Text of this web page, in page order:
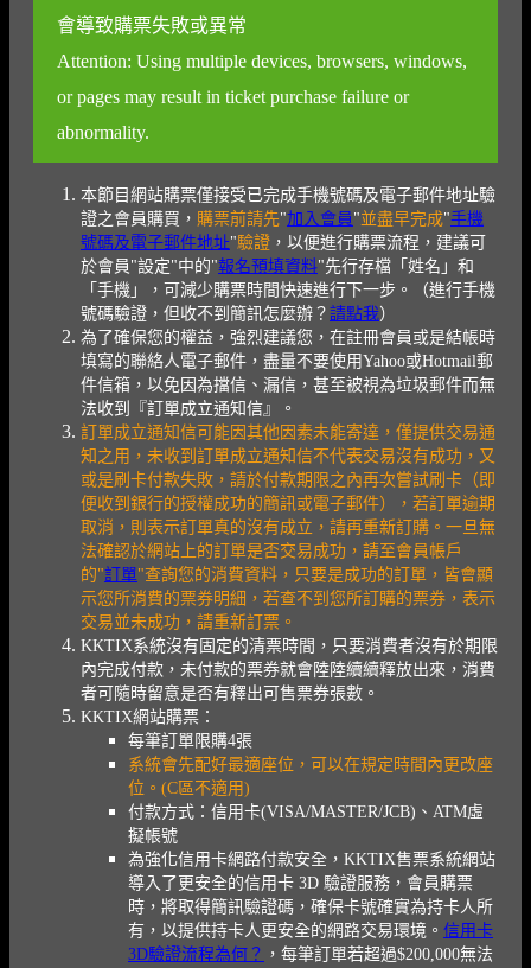
會導致購票失敗或異常
Attention: Using multiple devices, browsers, windows,
or pages may result in ticket purchase failure or
abnormality.
本節目網站購票僅接受已完成手機號碼及電子郵件地址驗
證之會員購買， 購票前請先"加入會員 "並盡早完成"手機
號碼及電子郵件地址"驗證 ，以便進行購票流程，建議可
於會員"設定"中的"報名預填資料"先行存檔「姓名」和
「手機」，可減少購票時間快速進行下一步。（進行手機
號碼驗證，但收不到簡訊怎麼辦？ 請點我）
為了確保您的權益，強烈建議您，在註冊會員或是結帳時
填寫的聯絡人電子郵件，盡量不要使用Yahoo或Hotmail郵
件信箱，以免因為擋信、漏信，甚至被視為垃圾郵件而無
法收到『訂單成立通知信』。
訂單成立通知信可能因其他因素未能寄達，僅提供交易通
知之用，未收到訂單成立通知信不代表交易沒有成功，又
或是刷卡付款失敗，請於付款期限之內再次嘗試刷卡（即
便收到銀行的授權成功的簡訊或電子郵件），若訂單逾期
取消，則表示訂單真的沒有成立，請再重新訂購。一旦無
法確認於網站上的訂單是否交易成功，請至會員帳戶
的"訂單"查詢您的消費資料，只要是成功的訂單，皆會顯
示您所消費的票券明細，若查不到您所訂購的票券，表示
交易並未成功，請重新訂票。
KKTIX系統沒有固定的清票時間，只要消費者沒有於期限
內完成付款，未付款的票券就會陸陸續續釋放出來，消費
者可隨時留意是否有釋出可售票券張數。
KKTIX網站購票：
每筆訂單限購4張
系統會先配好最適座位，可以在規定時間內更改座
位。(C區不適用)
付款方式：信用卡(VISA/MASTER/JCB)、ATM虛
擬帳號
為強化信用卡網路付款安全，KKTIX售票系統網站
導入了更安全的信用卡 3D 驗證服務，會員購票
時，將取得簡訊驗證碼，確保卡號確實為持卡人所
有，以提供持卡人更安全的網路交易環境。 信用卡
3D驗證流程為何？ ，每筆訂單若超過$200,000無法